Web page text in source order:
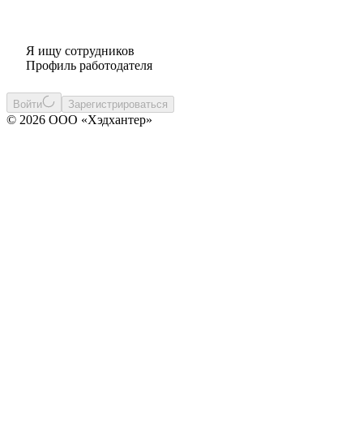
Я ищу сотрудников
Профиль работодателя
Войти Зарегистрироваться
© 2026 ООО «Хэдхантер»